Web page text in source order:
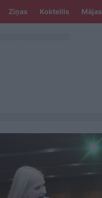
Ziņas Kokteilis Mājas